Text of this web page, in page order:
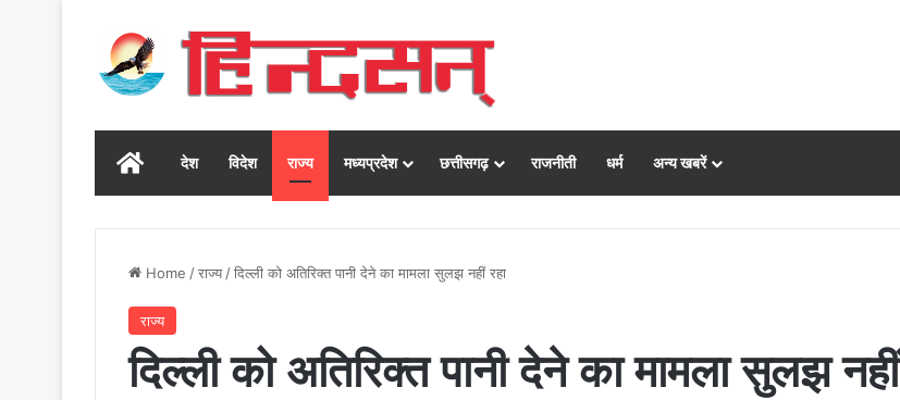
Homeदेश विदेश राज्य मध्यप्रदेश छत्तीसगढ़ राजनीती धर्म अन्य खबरें
Home /राज्य/दिल्ली को अतिरिक्त पानी देने का मामला सुलझ नहीं रहा
राज्य
दिल्ली को अतिरिक्त पानी देने का मामला सुलझ नहीं